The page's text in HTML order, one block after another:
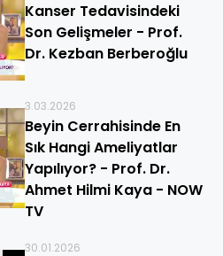
Kanser Tedavisindeki
Son Gelişmeler - Prof.
Dr. Kezban Berberoğlu
3.03.2026
Beyin Cerrahisinde En
Sık Hangi Ameliyatlar
Yapılıyor? - Prof. Dr.
Ahmet Hilmi Kaya - NOW
TV
30.01.2026